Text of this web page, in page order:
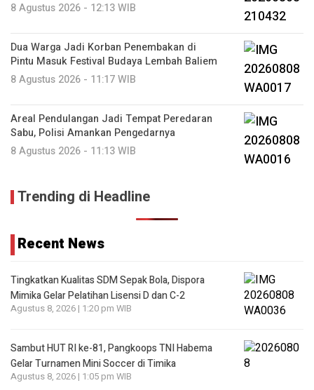
8 Agustus 2026 - 12:13 WIB
Dua Warga Jadi Korban Penembakan di
Pintu Masuk Festival Budaya Lembah Baliem
8 Agustus 2026 - 11:17 WIB
Areal Pendulangan Jadi Tempat Peredaran
Sabu, Polisi Amankan Pengedarnya
8 Agustus 2026 - 11:13 WIB
Trending di Headline
Recent News
Tingkatkan Kualitas SDM Sepak Bola, Dispora
Mimika Gelar Pelatihan Lisensi D dan C-2
Agustus 8, 2026 | 1:20 pm WIB
Sambut HUT RI ke-81, Pangkoops TNI Habema
Gelar Turnamen Mini Soccer di Timika
Agustus 8, 2026 | 1:05 pm WIB